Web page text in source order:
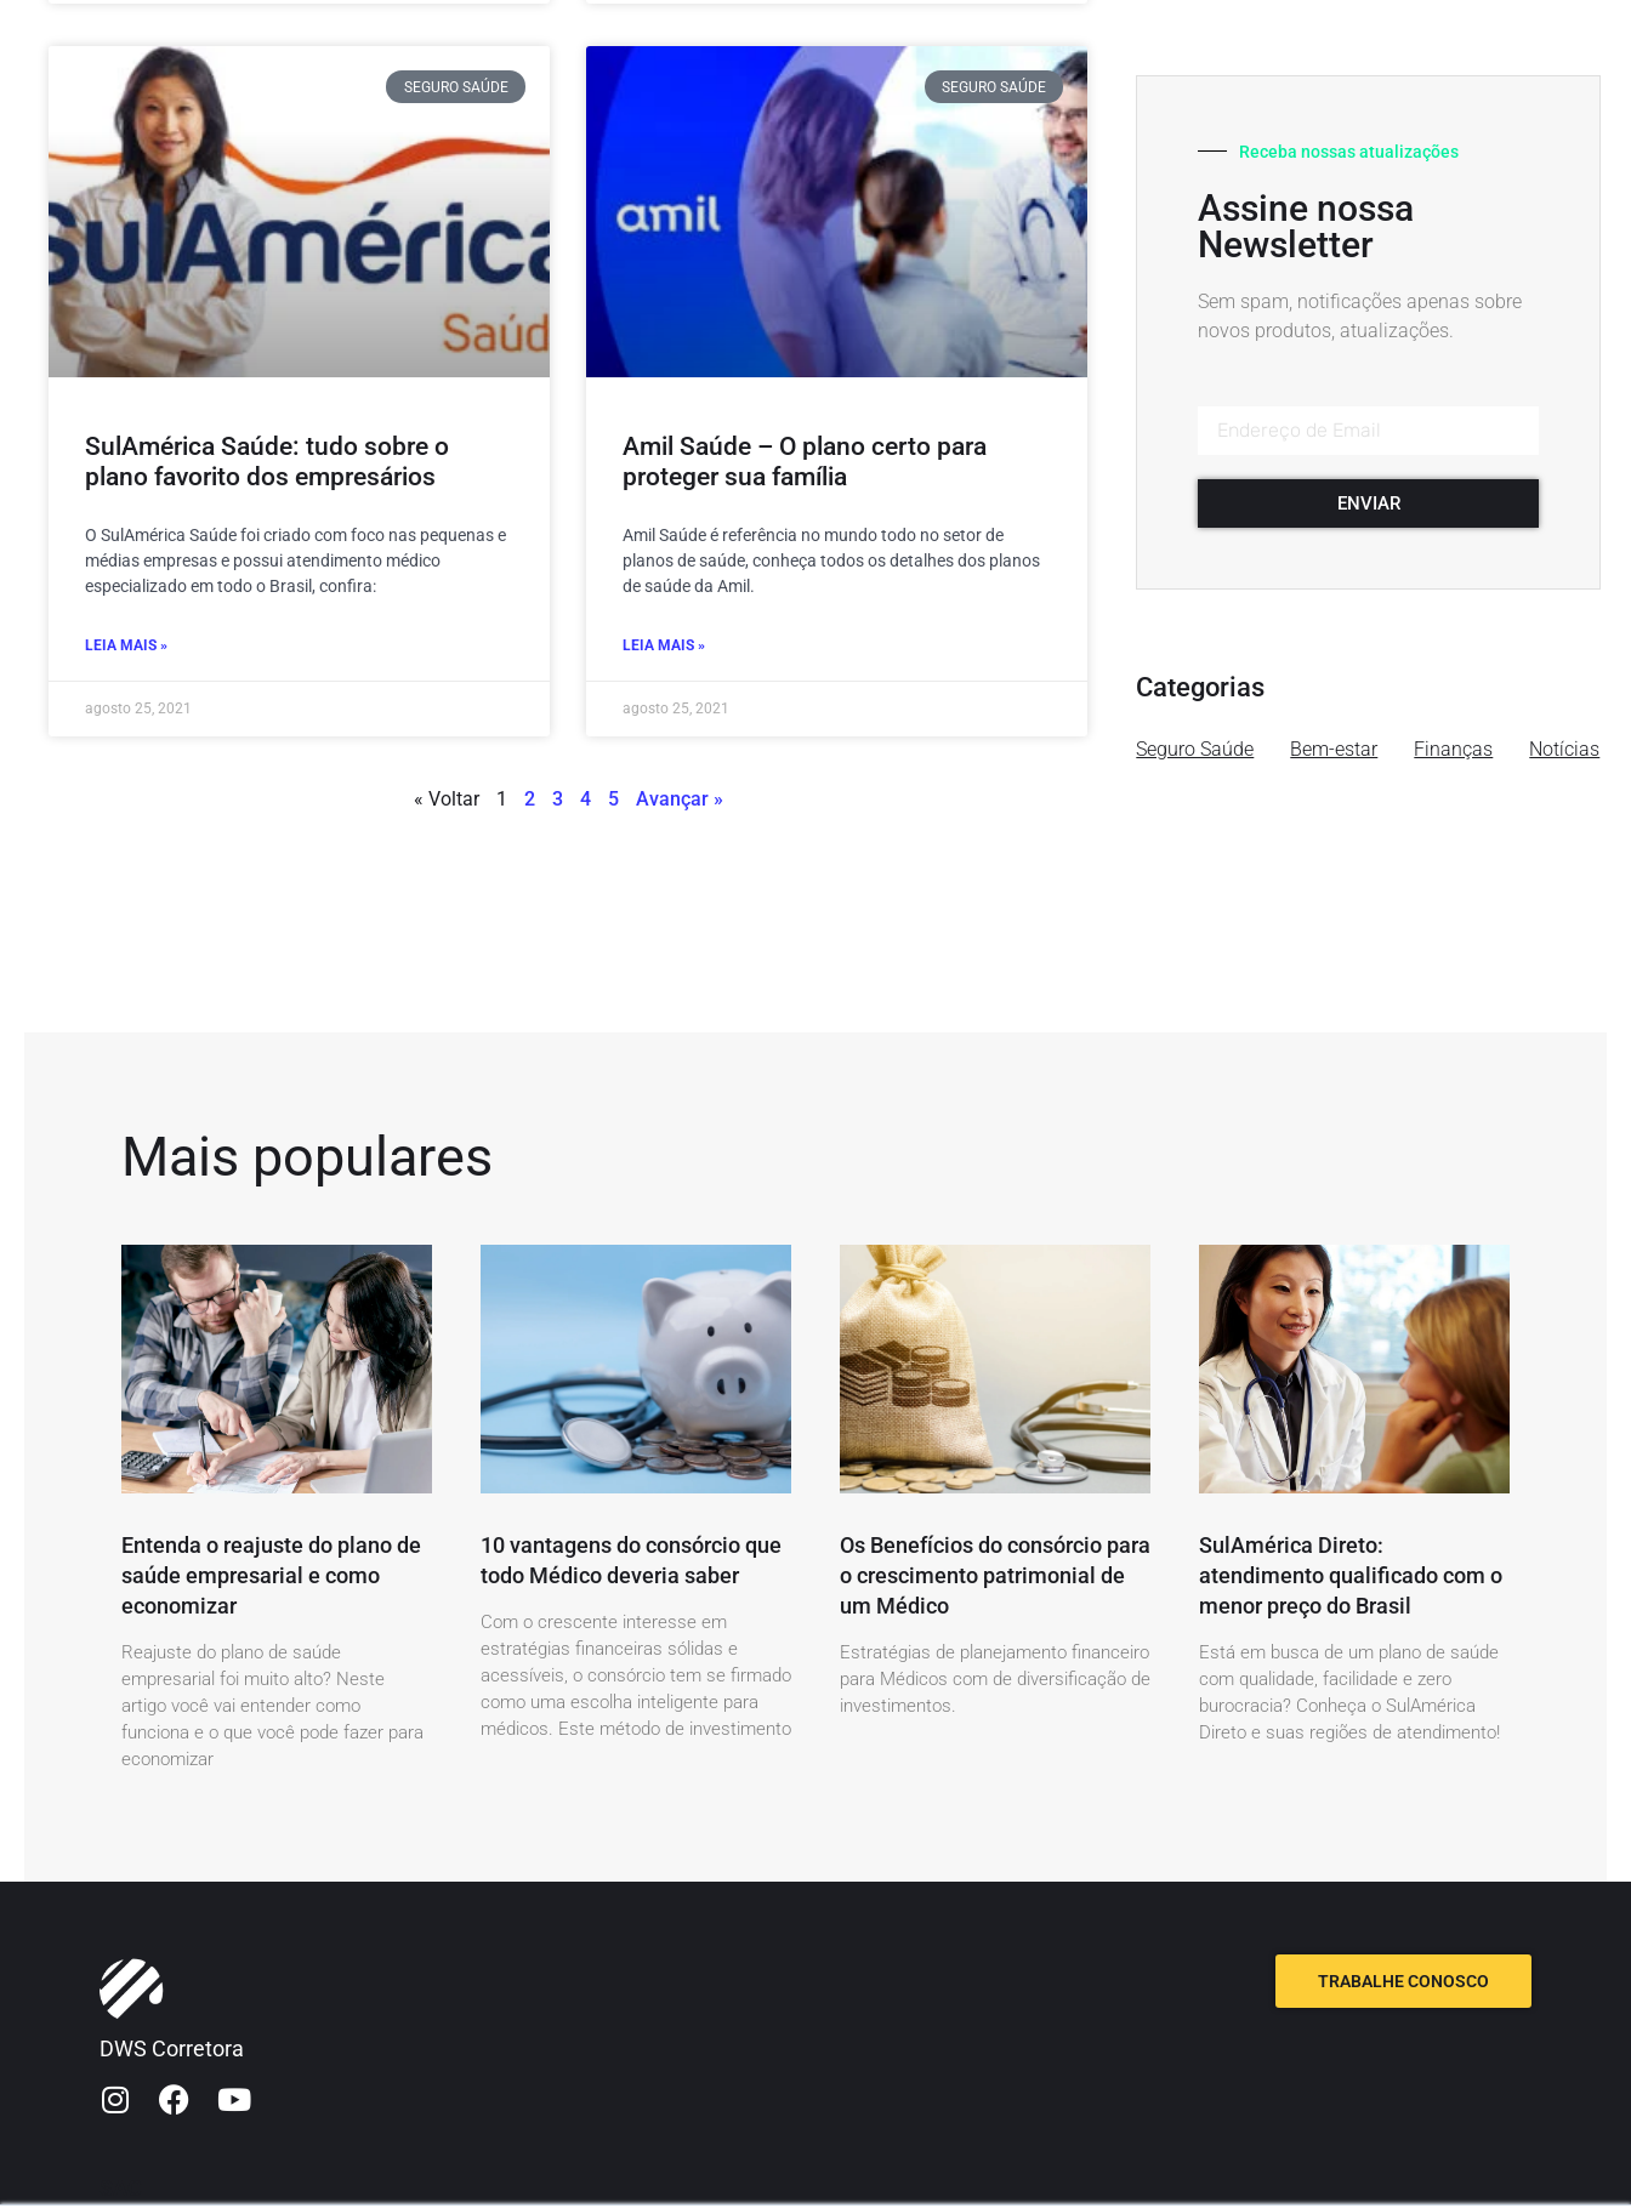
SEGURO SAÚDE
SulAmérica Saúde: tudo sobre o
plano favorito dos empresários
O SulAmérica Saúde foi criado com foco nas pequenas e
médias empresas e possui atendimento médico
especializado em todo o Brasil, confira:
LEIA MAIS »
agosto 25, 2021
SEGURO SAÚDE
Amil Saúde – O plano certo para
proteger sua família
Amil Saúde é referência no mundo todo no setor de
planos de saúde, conheça todos os detalhes dos planos
de saúde da Amil.
LEIA MAIS »
agosto 25, 2021
« Voltar 1 2 3 4 5 Avançar »
Receba nossas atualizações
Assine nossa
Newsletter
Sem spam, notificações apenas sobre
novos produtos, atualizações.
ENVIAR
Categorias
Seguro Saúde Bem-estar Finanças Notícias
Mais populares
Entenda o reajuste do plano de
saúde empresarial e como
economizar
Reajuste do plano de saúde
empresarial foi muito alto? Neste
artigo você vai entender como
funciona e o que você pode fazer para
economizar
10 vantagens do consórcio que
todo Médico deveria saber
Com o crescente interesse em
estratégias financeiras sólidas e
acessíveis, o consórcio tem se firmado
como uma escolha inteligente para
médicos. Este método de investimento
Os Benefícios do consórcio para
o crescimento patrimonial de
um Médico
Estratégias de planejamento financeiro
para Médicos com de diversificação de
investimentos.
SulAmérica Direto:
atendimento qualificado com o
menor preço do Brasil
Está em busca de um plano de saúde
com qualidade, facilidade e zero
burocracia? Conheça o SulAmérica
Direto e suas regiões de atendimento!
DWS Corretora
TRABALHE CONOSCO